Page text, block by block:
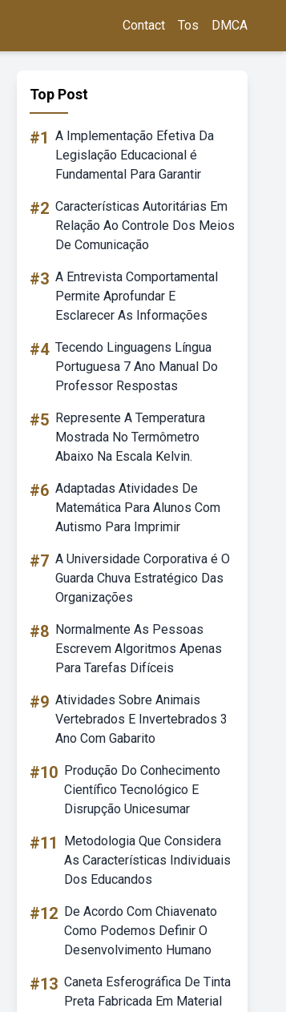
Contact Tos DMCA
Top Post
#1 A Implementação Efetiva Da
Legislação Educacional é
Fundamental Para Garantir
#2 Características Autoritárias Em
Relação Ao Controle Dos Meios
De Comunicação
#3 A Entrevista Comportamental
Permite Aprofundar E
Esclarecer As Informações
#4 Tecendo Linguagens Língua
Portuguesa 7 Ano Manual Do
Professor Respostas
#5 Represente A Temperatura
Mostrada No Termômetro
Abaixo Na Escala Kelvin.
#6 Adaptadas Atividades De
Matemática Para Alunos Com
Autismo Para Imprimir
#7 A Universidade Corporativa é O
Guarda Chuva Estratégico Das
Organizações
#8 Normalmente As Pessoas
Escrevem Algoritmos Apenas
Para Tarefas Difíceis
#9 Atividades Sobre Animais
Vertebrados E Invertebrados 3
Ano Com Gabarito
#10 Produção Do Conhecimento
Científico Tecnológico E
Disrupção Unicesumar
#11
Metodologia Que Considera
As Características Individuais
Dos Educandos
#12 De Acordo Com Chiavenato
Como Podemos Definir O
Desenvolvimento Humano
#13 Caneta Esferográfica De Tinta
Preta Fabricada Em Material